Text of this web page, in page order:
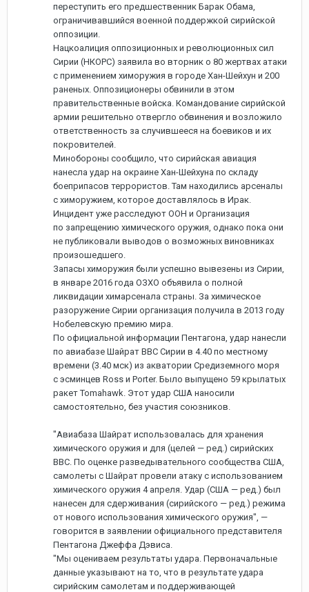
переступить его предшественник Барак Обама,
ограничивавшийся военной поддержкой сирийской
оппозиции.
Нацкоалиция оппозиционных и революционных сил
Сирии (НКОРС) заявила во вторник о 80 жертвах атаки
с применением химоружия в городе Хан-Шейхун и 200
раненых. Оппозиционеры обвинили в этом
правительственные войска. Командование сирийской
армии решительно отвергло обвинения и возложило
ответственность за случившееся на боевиков и их
покровителей.
Минобороны сообщило, что сирийская авиация
нанесла удар на окраине Хан-Шейхуна по складу
боеприпасов террористов. Там находились арсеналы
с химоружием, которое доставлялось в Ирак.
Инцидент уже расследуют ООН и Организация
по запрещению химического оружия, однако пока они
не публиковали выводов о возможных виновниках
произошедшего.
Запасы химоружия были успешно вывезены из Сирии,
в январе 2016 года ОЗХО объявила о полной
ликвидации химарсенала страны. За химическое
разоружение Сирии организация получила в 2013 году
Нобелевскую премию мира.
По официальной информации Пентагона, удар нанесли
по авиабазе Шайрат ВВС Сирии в 4.40 по местному
времени (3.40 мск) из акватории Средиземного моря
с эсминцев Ross и Porter. Было выпущено 59 крылатых
ракет Tomahawk. Этот удар США наносили
самостоятельно, без участия союзников.
"Авиабаза Шайрат использовалась для хранения
химического оружия и для (целей — ред.) сирийских
ВВС. По оценке разведывательного сообщества США,
самолеты с Шайрат провели атаку с использованием
химического оружия 4 апреля. Удар (США — ред.) был
нанесен для сдерживания (сирийского — ред.) режима
от нового использования химического оружия", —
говорится в заявлении официального представителя
Пентагона Джеффа Дэвиса.
"Мы оцениваем результаты удара. Первоначальные
данные указывают на то, что в результате удара
сирийским самолетам и поддерживающей